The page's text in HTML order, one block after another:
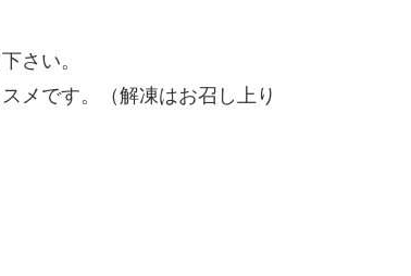
さい。
メです。（解凍はお召し上り